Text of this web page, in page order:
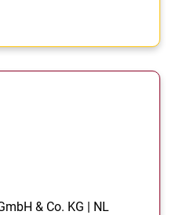
& Co. KG | NL